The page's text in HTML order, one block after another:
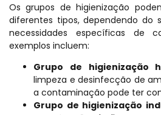
Os grupos de higienização
diferentes tipos, dependendo do
necessidades específicas de
exemplos incluem:
Grupo de higienização
limpeza e desinfecção de
a contaminação pode ter
Grupo de higienização